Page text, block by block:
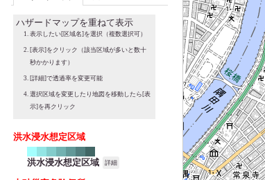
ハザードマップを重ねて表示
表示したい[区域名]を選択（複数選択可）
[表示]をクリック（該当区域が多いと数十
秒かかります）
[詳細]で透過率を変更可能
選択区域を変更したり地図を移動したら[表
示]を再クリック
洪水浸水想定区域
洪水浸水想定区域 詳細